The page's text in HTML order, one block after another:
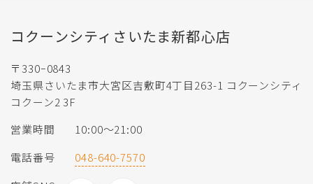
コクーンシティさいたま新都心店
〒330ｰ0843
埼玉県さいたま市大宮区吉敷町4丁目263-1 コクーンシティ
コクーン2 3F
営業時間
10:00～21:00
電話番号
048-640-7570